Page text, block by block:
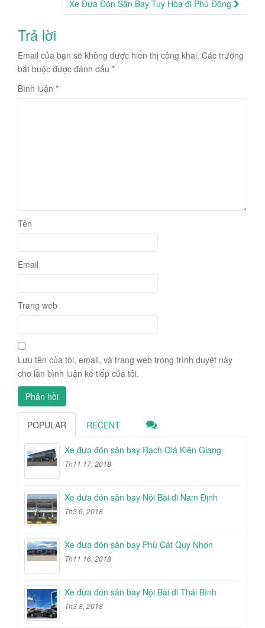
Xe Đưa Đón Sân Bay Tuy Hòa đi Phú Đông
Trả lời
Email của bạn sẽ không được hiển thị công khai. Các trường
bắt buộc được đánh dấu *
Bình luận *
Tên
Email
Trang web
Lưu tên của tôi, email, và trang web trong trình duyệt này
cho lần bình luận kế tiếp của tôi.
POPULAR RECENT
Xe đưa đón sân bay Rạch Giá Kiên Giang
Th11 17, 2018
Xe đưa đón sân bay Nội Bài đi Nam Định
Th3 6, 2018
Xe đưa đón sân bay Phù Cát Quy Nhơn
Th11 16, 2018
Xe đưa đón sân bay Nội Bài đi Thái Bình
Th3 8, 2018